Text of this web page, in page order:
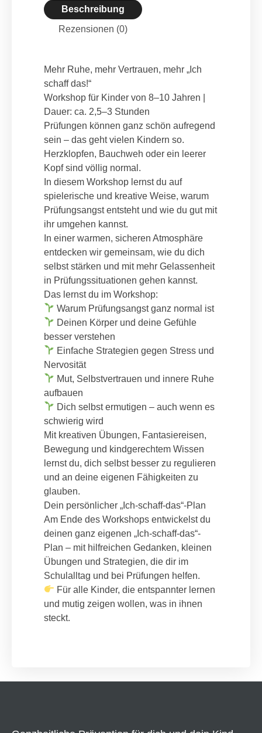
Beschreibung
Rezensionen (0)
Mehr Ruhe, mehr Vertrauen, mehr „Ich
schaff das!“
Workshop für Kinder von 8–10 Jahren |
Dauer: ca. 2,5–3 Stunden
Prüfungen können ganz schön aufregend
sein – das geht vielen Kindern so.
Herzklopfen, Bauchweh oder ein leerer
Kopf sind völlig normal.
In diesem Workshop lernst du auf
spielerische und kreative Weise, warum
Prüfungsangst entsteht und wie du gut mit
ihr umgehen kannst.
In einer warmen, sicheren Atmosphäre
entdecken wir gemeinsam, wie du dich
selbst stärken und mit mehr Gelassenheit
in Prüfungssituationen gehen kannst.
Das lernst du im Workshop:
Warum Prüfungsangst ganz normal ist
Deinen Körper und deine Gefühle
besser verstehen
Einfache Strategien gegen Stress und
Nervosität
Mut, Selbstvertrauen und innere Ruhe
aufbauen
Dich selbst ermutigen – auch wenn es
schwierig wird
Mit kreativen Übungen, Fantasiereisen,
Bewegung und kindgerechtem Wissen
lernst du, dich selbst besser zu regulieren
und an deine eigenen Fähigkeiten zu
glauben.
Dein persönlicher „Ich-schaff-das“-Plan
Am Ende des Workshops entwickelst du
deinen ganz eigenen „Ich-schaff-das“-
Plan – mit hilfreichen Gedanken, kleinen
Übungen und Strategien, die dir im
Schulalltag und bei Prüfungen helfen.
Für alle Kinder, die entspannter lernen
und mutig zeigen wollen, was in ihnen
steckt.